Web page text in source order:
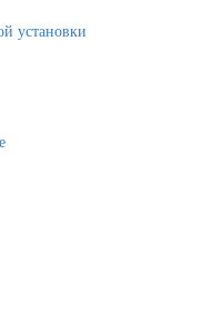
установки